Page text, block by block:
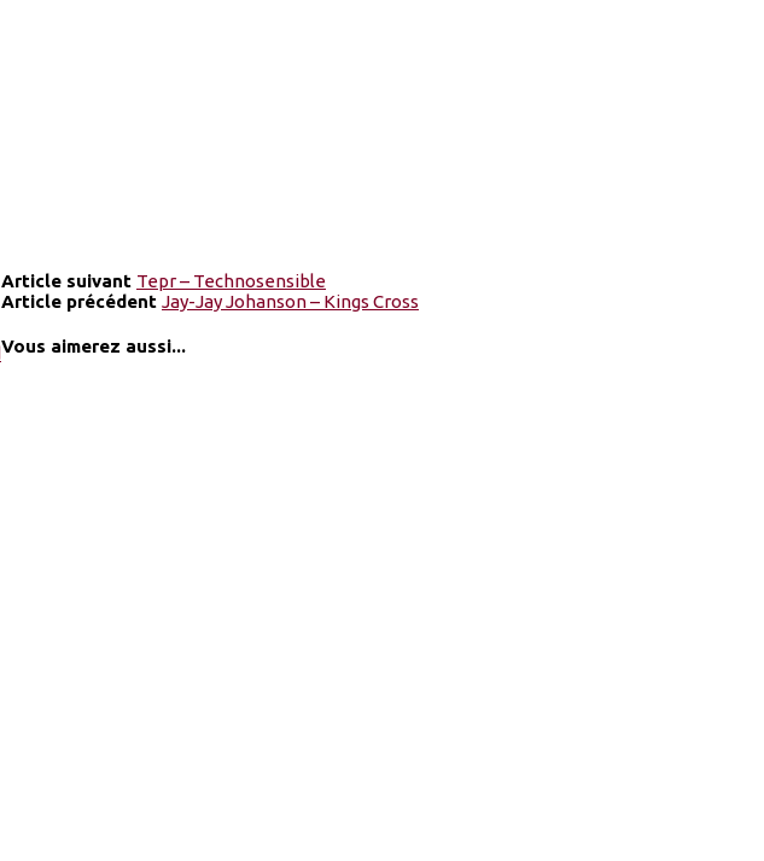
Article suivant Tepr – Technosensible
Article précédent Jay-Jay Johanson – Kings Cross
Vous aimerez aussi...